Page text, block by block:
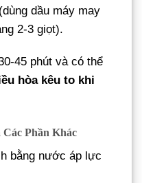
dầu máy may
2-3 giọt).
45 phút và có thể
hòa kêu to khi
Phần Khác
bằng nước áp lực